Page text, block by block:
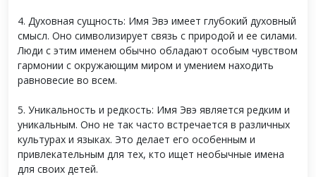
4. Духовная сущность: Имя Эвэ имеет глубокий духовный
смысл. Оно символизирует связь с природой и ее силами.
Люди с этим именем обычно обладают особым чувством
гармонии с окружающим миром и умением находить
равновесие во всем.
5. Уникальность и редкость: Имя Эвэ является редким и
уникальным. Оно не так часто встречается в различных
культурах и языках. Это делает его особенным и
привлекательным для тех, кто ищет необычные имена
для своих детей.